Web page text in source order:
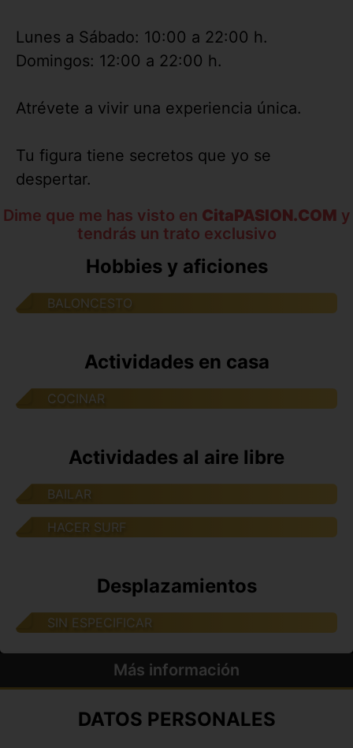
Lunes a Sábado: 10:00 a 22:00 h.
Domingos: 12:00 a 22:00 h.
Atrévete a vivir una experiencia única.
Tu figura tiene secretos que yo se
despertar.
Dime que me has visto en CitaPASION.COM y
tendrás un trato exclusivo
Hobbies y aficiones
BALONCESTO
Actividades en casa
COCINAR
Actividades al aire libre
BAILAR
HACER SURF
Desplazamientos
SIN ESPECIFICAR
Más información
DATOS PERSONALES